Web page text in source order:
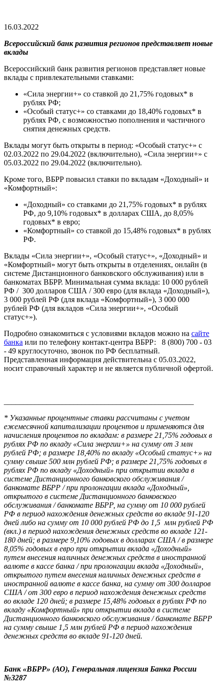
16.03.2022
Всероссийский банк развития регионов представляет новые
вклады
Всероссийский банк развития регионов представляет новые
вклады с привлекательными ставками:
«Сила энергии+» со ставкой до 21,75% годовых* в
рублях РФ;
«Особый статус+» со ставками до 18,40% годовых* в
рублях РФ, с возможностью пополнения и частичного
снятия денежных средств.
Вклады могут быть открыты в период: «Особый статус+» с
02.03.2022 по 29.04.2022 (включительно), «Сила энергии+» с
05.03.2022 по 29.04.2022 (включительно).
Кроме того, ВБРР повысил ставки по вкладам «Доходный» и
«Комфортный»:
«Доходный» со ставками до 21,75% годовых* в рублях
РФ, до 9,10% годовых* в долларах США, до 8,05%
годовых* в евро;
«Комфортный» со ставкой до 15,48% годовых* в рублях
РФ.
Вклады «Сила энергии+», «Особый статус+», «Доходный» и
«Комфортный» могут быть открыты в отделениях, онлайн (в
системе Дистанционного банковского обслуживания) или в
банкоматах ВБРР. Минимальная сумма вклада: 10 000 рублей
РФ / 300 долларов США / 300 евро (для вклада «Доходный»),
3 000 рублей РФ (для вклада «Комфортный»), 3 000 000
рублей РФ (для вкладов «Сила энергии+», «Особый
статус+»).
Подробно ознакомиться с условиями вкладов можно на сайте
банка или по телефону контакт-центра ВБРР: 8 (800) 700 - 03
- 49 круглосуточно, звонок по РФ бесплатный.
Представленная информация действительна с 05.03.2022,
носит справочный характер и не является публичной офертой.
* Указанные процентные ставки рассчитаны с учетом
ежемесячной капитализации процентов и применяются для
начисления процентов по вкладам: в размере 21,75% годовых в
рублях РФ по вкладу «Сила энергии+» на сумму от 3 млн
рублей РФ; в размере 18,40% по вкладу «Особый статус+» на
сумму свыше 500 млн рублей РФ; в размере 21,75% годовых в
рублях РФ по вкладу «Доходный» при открытии вклада в
системе Дистанционного банковского обслуживания /
банкомате ВБРР / при пролонгации вклада «Доходный»,
открытого в системе Дистанционного банковского
обслуживания / банкомате ВБРР, на сумму от 10 000 рублей
РФ в период нахождения денежных средств во вкладе 91-120
дней либо на сумму от 10 000 рублей РФ до 1,5 млн рублей РФ
(вкл.) в период нахождения денежных средств во вкладе 121-
180 дней; в размере 9,10% годовых в долларах США / в размере
8,05% годовых в евро при открытии вклада «Доходный»
путем внесения наличных денежных средств в иностранной
валюте в кассе банка / при пролонгации вклада «Доходный»,
открытого путем внесения наличных денежных средств в
иностранной валюте в кассе банка, на сумму от 300 долларов
США / от 300 евро в период нахождения денежных средств
во вкладе 120 дней; в размере 15,48% годовых в рублях РФ по
вкладу «Комфортный» при открытии вклада в системе
Дистанционного банковского обслуживания / банкомате ВБРР
на сумму свыше 1,5 млн рублей РФ в период нахождения
денежных средств во вкладе 91-120 дней.
Банк «ВБРР» (АО), Генеральная лицензия Банка России
№3287